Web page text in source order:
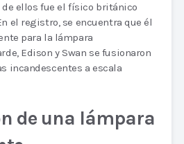
de ellos fue el físico británico
el registro, se encuentra que él
para la lámpara
Edison y Swan se fusionaron
incandescentes a escala
de una lámpara